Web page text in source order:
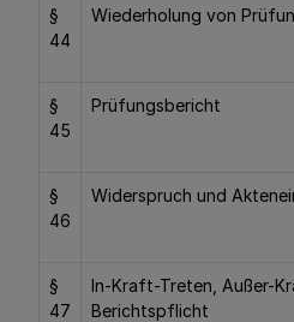
§
44
Wiederholung von
§
45
Prüfungsbericht
§
46
Widerspruch und
§
47
In-Kraft-Treten, Außer-
Berichtspflicht